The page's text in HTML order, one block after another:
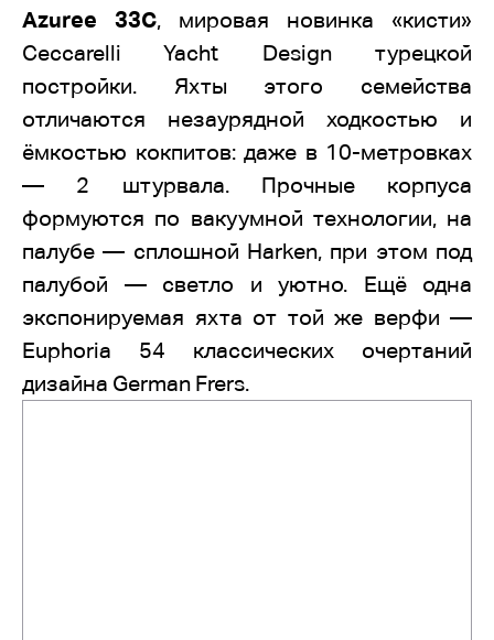
Azuree 33C, мировая новинка «кисти»
Ceccarelli Yacht Design турецкой
постройки. Яхты этого семейства
отличаются незаурядной ходкостью и
ёмкостью кокпитов: даже в 10-метровках
— 2 штурвала. Прочные корпуса
формуются по вакуумной технологии, на
палубе — сплошной Harken, при этом под
палубой — светло и уютно. Ещё одна
экспонируемая яхта от той же верфи —
Euphoria 54 классических очертаний
дизайна German Frers.